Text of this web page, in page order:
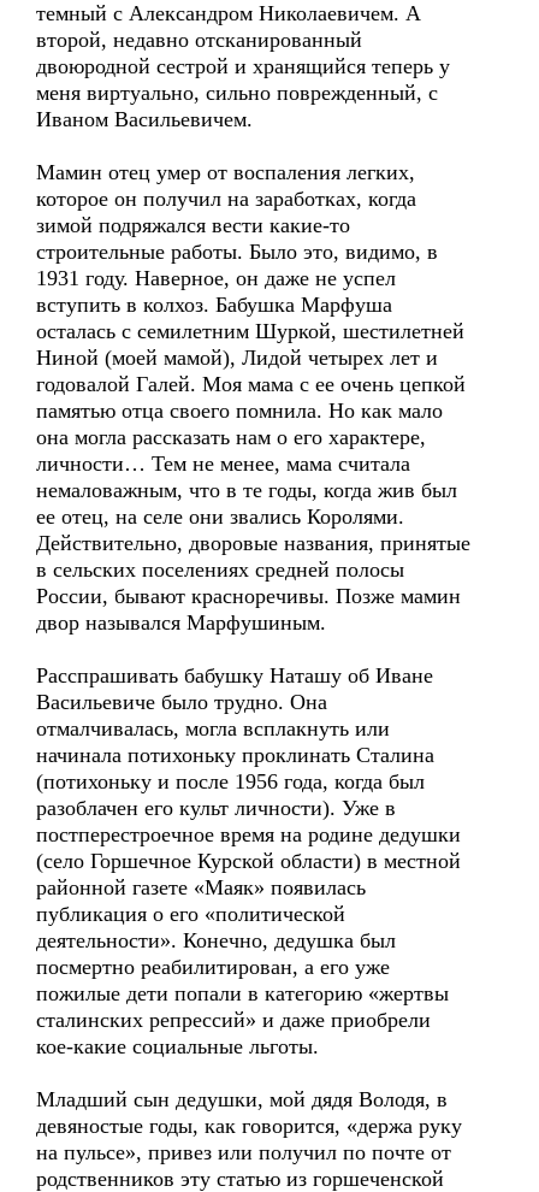
темный с Александром Николаевичем. А
второй, недавно отсканированный
двоюродной сестрой и хранящийся теперь у
меня виртуально, сильно поврежденный, с
Иваном Васильевичем.
Мамин отец умер от воспаления легких,
которое он получил на заработках, когда
зимой подряжался вести какие-то
строительные работы. Было это, видимо, в
1931 году. Наверное, он даже не успел
вступить в колхоз. Бабушка Марфуша
осталась с семилетним Шуркой, шестилетней
Ниной (моей мамой), Лидой четырех лет и
годовалой Галей. Моя мама с ее очень цепкой
памятью отца своего помнила. Но как мало
она могла рассказать нам о его характере,
личности… Тем не менее, мама считала
немаловажным, что в те годы, когда жив был
ее отец, на селе они звались Королями.
Действительно, дворовые названия, принятые
в сельских поселениях средней полосы
России, бывают красноречивы. Позже мамин
двор назывался Марфушиным.
Расспрашивать бабушку Наташу об Иване
Васильевиче было трудно. Она
отмалчивалась, могла всплакнуть или
начинала потихоньку проклинать Сталина
(потихоньку и после 1956 года, когда был
разоблачен его культ личности). Уже в
постперестроечное время на родине дедушки
(село Горшечное Курской области) в местной
районной газете «Маяк» появилась
публикация о его «политической
деятельности». Конечно, дедушка был
посмертно реабилитирован, а его уже
пожилые дети попали в категорию «жертвы
сталинских репрессий» и даже приобрели
кое-какие социальные льготы.
Младший сын дедушки, мой дядя Володя, в
девяностые годы, как говорится, «держа руку
на пульсе», привез или получил по почте от
родственников эту статью из горшеченской